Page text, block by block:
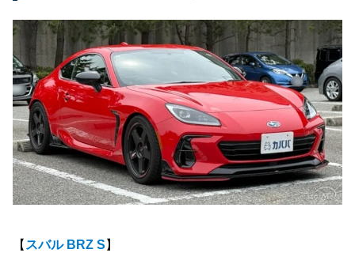
【 スバル BRZ S 】